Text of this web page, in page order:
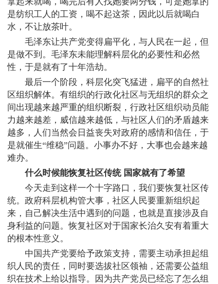
是纺织工人的工资，喝不起这茶，因此以后就喝白
水，不让放茶叶。
毛泽东让共产党变得扁平化，与人民在一起，但
是做不到。毛泽东未能理解科层化的必要性和必然
性，于是就有了十年浩劫。
最后一个阶段，科层化突飞猛进，扁平的自然社
区组织解体。有组织的行政化社区与无组织的群众之
间出现越来越严重的组织断裂，行政社区组织动员能
力越来越差，威信越来越低，与社区人们的矛盾越来
越多，人们当然会日益丧失对政府的感情和信任，于
是就催生“维稳”问题。小事办不好，大事也会越来越
难办。
什么时候能恢复社区传统 国家就有了希望
今天走到这样一个十字路口，我们要恢复社区传
统。政府科层机构管大事，社区人民要重新组织起
来，自己解决生活中遇到的问题，也就是直接涉及自
身利益的问题。恢复社区对于国家长治久安有着重大
的根本性意义。
中国共产党要给予政策支持，需要主动承担起组
织人民的责任，同时要选拔社区领袖，还需要公益组
织在技术上给以指导。因为共产党员已经忘了怎么组